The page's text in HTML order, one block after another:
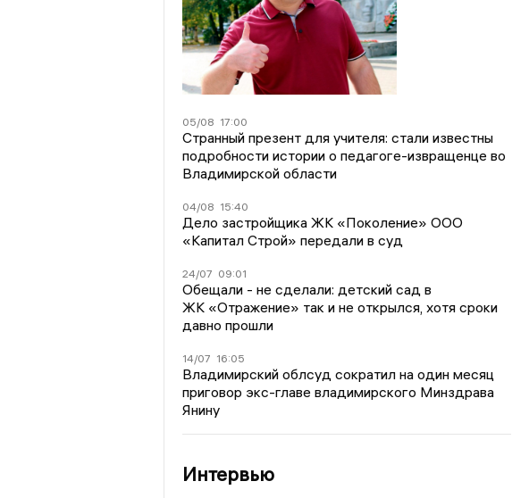
05/08 17:00
Странный презент для учителя: стали известны
подробности истории о педагоге-извращенце во
Владимирской области
04/08 15:40
Дело застройщика ЖК «Поколение» ООО
«Капитал Строй» передали в суд
24/07 09:01
Обещали - не сделали: детский сад в
ЖК «Отражение» так и не открылся, хотя сроки
давно прошли
14/07 16:05
Владимирский облсуд сократил на один месяц
приговор экс-главе владимирского Минздрава
Янину
Интервью